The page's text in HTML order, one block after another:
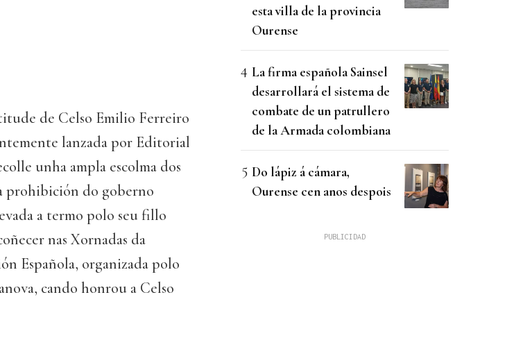
de Celso Emilio Ferreiro
lanzada por Editorial
unha ampla escolma dos
prohibición do goberno
a termo polo seu fillo
nas Xornadas da
Española, organizada polo
cando honrou a Celso
esta villa de la provincia
Ourense
La firma española Sainsel
desarrollará el sistema de
combate de un patrullero
de la Armada colombiana
Do lápiz á cámara,
Ourense cen anos despois